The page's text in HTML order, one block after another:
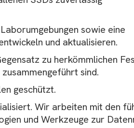
sowie eine
und aktualisieren.
zu herkömmlichen
sind.
geschützt.
Wir arbeiten mit den
und Werkzeuge zur